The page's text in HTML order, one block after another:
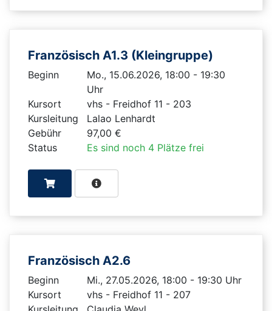
Französisch A1.3 (Kleingruppe)
Beginn
Mo., 15.06.2026, 18:00 - 19:30
Uhr
Kursort
vhs - Freidhof 11 - 203
Kursleitung
Lalao Lenhardt
Gebühr
97,00 €
Status
Es sind noch 4 Plätze frei
Französisch A2.6
Beginn
Mi., 27.05.2026, 18:00 - 19:30 Uhr
Kursort
vhs - Freidhof 11 - 207